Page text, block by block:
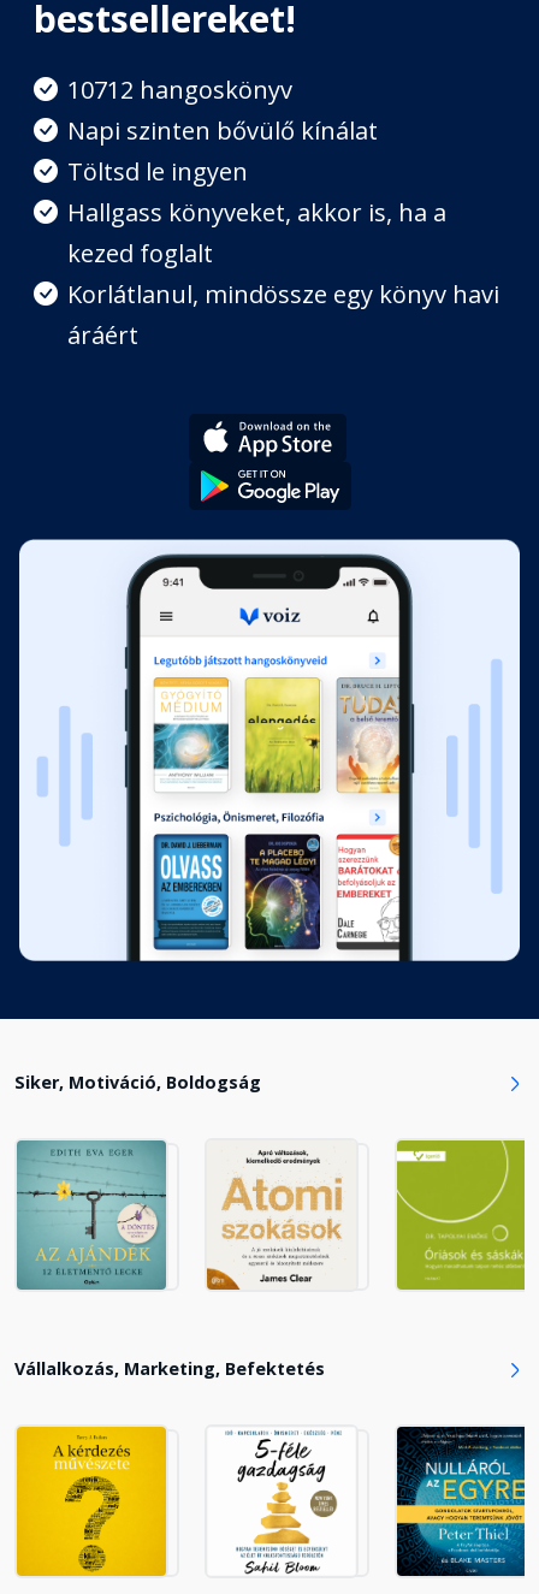
előnyei
Fejezet hossza: 00:23:04
felülírja magát
Fejezet hossza: 00:39:10
5. fejezet - Világos szándék
Fejezet hossza: 00:17:51
2. rész - Túlélés a sarkvidéken
Fejezet hossza: 00:08:15
6. fejezet - Minden fejben dől el
Fejezet hossza: 00:17:17
7. fejezet - Mikromenedzsment
Fejezet hossza: 00:26:17
3. rész - Ostrom alatt
Fejezet hossza: 00:10:33
8. fejezet - A túlzott
magabiztosság álcája
Fejezet hossza: 00:27:40
Fejezet hossza: 00:23:44
Fejezet hossza: 00:14:33
11. fejezet - A csapat vezetőjébe
vetett hit
Fejezet hossza: 00:17:51
4. rész - Az utolsó katonai misszió
Fejezet hossza: 00:05:47
12. fejezet - A közös tudásra és
tapasztalatra
Fejezet hossza: 00:22:26
bestsellereket!
10712 hangoskönyv
Napi szinten bővülő kínálat
Töltsd le ingyen
Hallgass könyveket, akkor is, ha a
kezed foglalt
Korlátlanul, mindössze egy könyv havi
áráért
Siker, Motiváció, Boldogság
Vállalkozás, Marketing, Befektetés